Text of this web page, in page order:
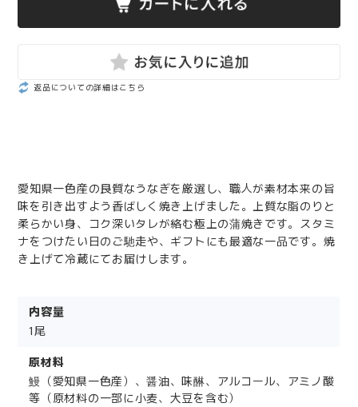
返品についての詳細はこちら
愛知県一色産の良質なうなぎを厳選し、職人が素材本来の旨
味を引き出すよう香ばしく焼き上げました。上質な脂のりと
柔らかい身、コク深いタレが絡む極上の蒲焼きです。スタミ
ナをつけたい日のご馳走や、ギフトにも最適な一品です。焼
き上げて冷蔵にてお届けします。
内容量
1尾
原材料
鰻（愛知県一色産）、醤油、味醂、アルコール、アミノ酸
等（原材料の一部に小麦、大豆を含む）